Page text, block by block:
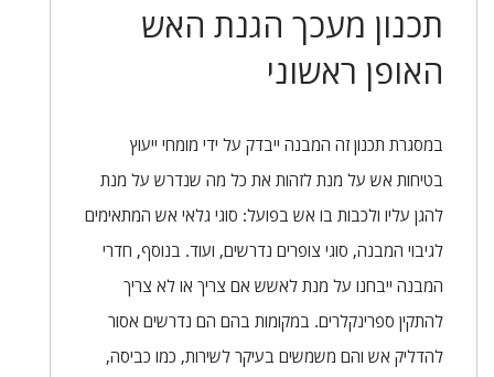
תכנון מעכך הגנת האש
האופן ראשוני
במסגרת תכנון זה המבנה ייבדק על ידי מומחי ייעוץ
בטיחות אש על מנת לזהות את כל מה שנדרש על מנת
להגן עליו ולכבות בו אש בפועל: סוגי גלאי אש המתאימים
לגיבוי המבנה, סוגי צופרים נדרשים, ועוד. בנוסף, חדרי
המבנה ייבחנו על מנת לאשש אם צריך או לא צריך
להתקין ספרינקלרים. במקומות בהם הם נדרשים אסור
להדליק אש והם משמשים בעיקר לשירות, כמו כביסה,